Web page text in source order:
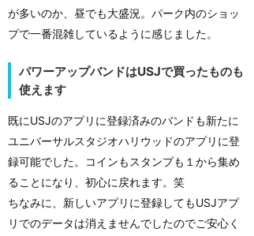
が多いのか、昼でも大盛況。パーク内のショッ
プで一番混雑しているように感じました。
パワーアップバンドはUSJで買ったものも
使えます
既にUSJのアプリに登録済みのバンドも新たに
ユニバーサルスタジオハリウッドのアプリに登
録可能でした。コインもスタンプも１から集め
ることになり、初心に戻れます。笑
ちなみに、新しいアプリに登録してもUSJアプ
リでのデータは消えませんでしたのでご安心く